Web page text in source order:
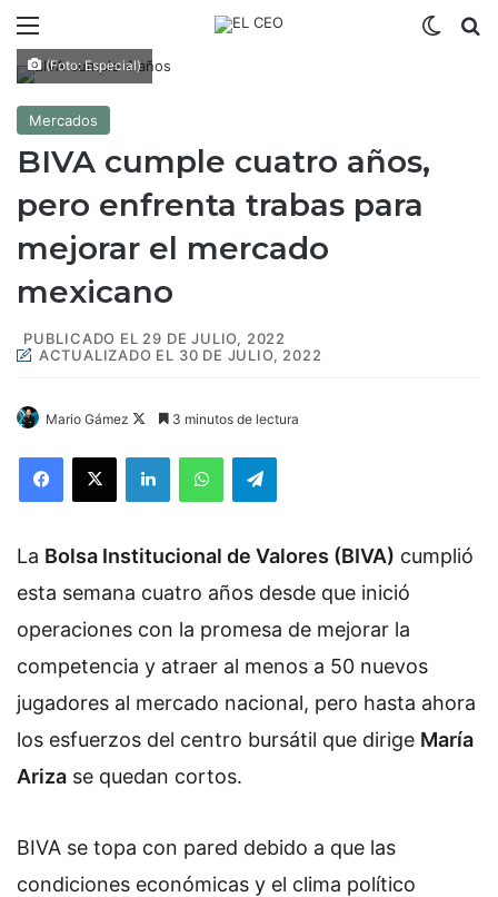
(Foto: Especial)
Mercados
BIVA cumple cuatro años,
pero enfrenta trabas para
mejorar el mercado
mexicano
PUBLICADO EL 29 DE JULIO, 2022
ACTUALIZADO EL 30 DE JULIO, 2022
Mario Gámez
l
l
w
n
X
3 minutos de lectura
La Bolsa Institucional de Valores (BIVA) cumplió
esta semana cuatro años desde que inició
operaciones con la promesa de mejorar la
competencia y atraer al menos a 50 nuevos
jugadores al mercado nacional, pero hasta ahora
los esfuerzos del centro bursátil que dirige María
Ariza se quedan cortos.
BIVA se topa con pared debido a que las
condiciones económicas y el clima político